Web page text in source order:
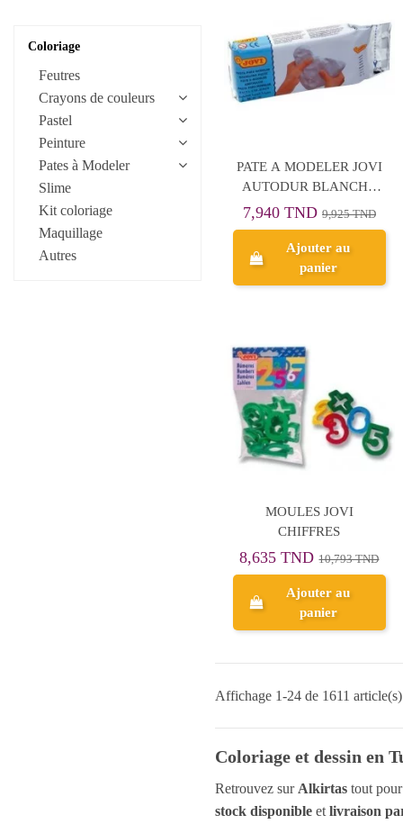
PATE A MODELER JOVI
AUTODUR BLANCHE
500G
7,940 TND 9,925 TND
Ajouter au
panier
MOULES JOVI
CHIFFRES
8,635 TND10,793 TND
Ajouter au
panier
Affichage 1-24 de 1611 article(s)
Coloriage et dessin en
Retrouvez sur Alkirtas tout pour
stock disponible et livraison
KIDDY CLAY
KORES
LE COQ
LEFRANC &
BOURGEOIS
LET'S
MAJED
MAPED
2 Pcs
2 Pcs
2 Pcs
couleurs avec pinceau)
Coloriage
Feutres
Crayons de couleurs
Pastel
Peinture
Pates à Modeler
Slime
Kit coloriage
Maquillage
Autres